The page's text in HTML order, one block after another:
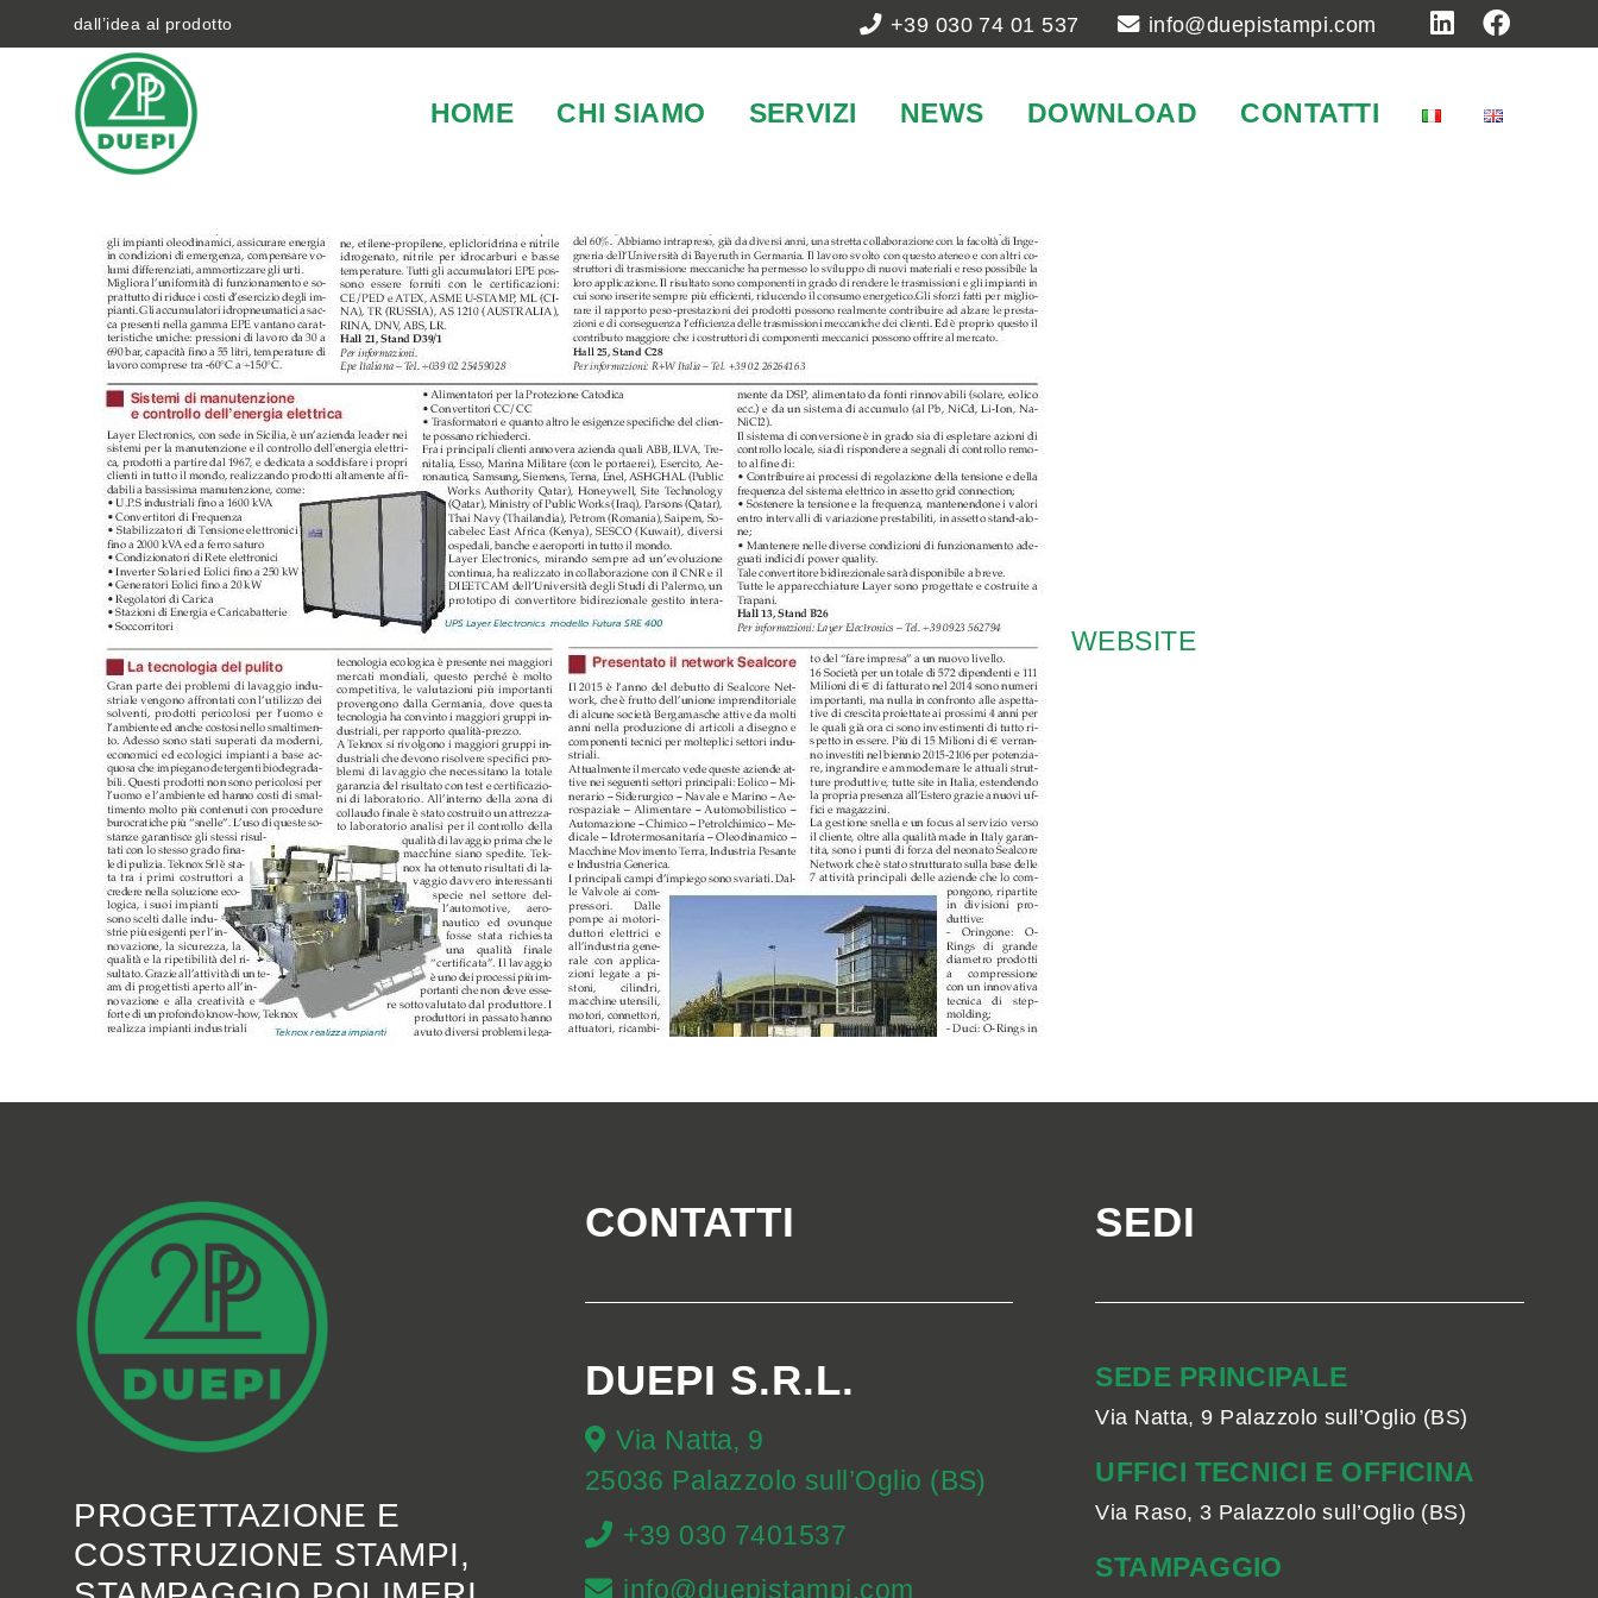
dall’idea al prodotto +39 030 74 01 537 info@duepistampi.com
HOME CHI SIAMO SERVIZI NEWS DOWNLOAD CONTATTI
WEBSITE
PROGETTAZIONE E
COSTRUZIONE STAMPI,
CONTATTI
DUEPI S.R.L.
Via Natta, 9
25036 Palazzolo sull’Oglio (BS)
+39 030 7401537
info@duepistampi.com
SEDI
SEDE PRINCIPALE
Via Natta, 9 Palazzolo sull’Oglio (BS)
UFFICI TECNICI E OFFICINA
Via Raso, 3 Palazzolo sull’Oglio (BS)
STAMPAGGIO